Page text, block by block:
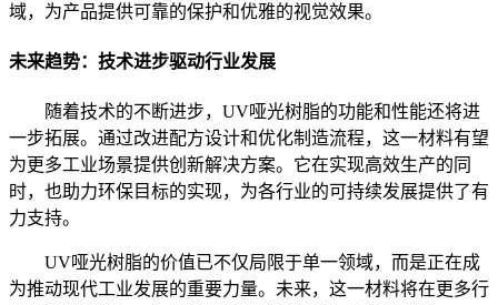
域，为产品提供可靠的保护和优雅的视觉效果。
未来趋势：技术进步驱动行业发展
随着技术的不断进步，UV哑光树脂的功能和性能还将进
一步拓展。通过改进配方设计和优化制造流程，这一材料有望
为更多工业场景提供创新解决方案。它在实现高效生产的同
时，也助力环保目标的实现，为各行业的可持续发展提供了有
力支持。
UV哑光树脂的价值已不仅局限于单一领域，而是正在成
为推动现代工业发展的重要力量。未来，这一材料将在更多行